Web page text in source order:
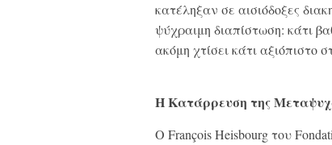
κατέληξαν σε αισιόδοξες
ψύχραιμη διαπίστωση: κάτι
ακόμη χτίσει κάτι αξιόπιστο
Η Κατάρρευση της
Ο François Heisbourg του